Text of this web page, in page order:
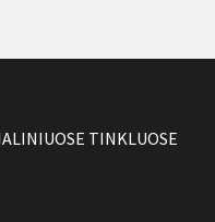
TINKLUOSE